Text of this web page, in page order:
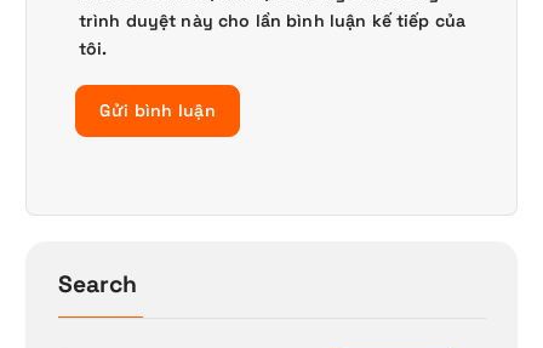
trình duyệt này cho lần bình luận kế tiếp của
tôi.
Search